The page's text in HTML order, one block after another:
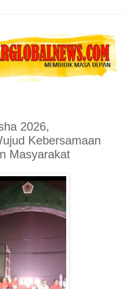
2026,
Kebersamaan
Masyarakat